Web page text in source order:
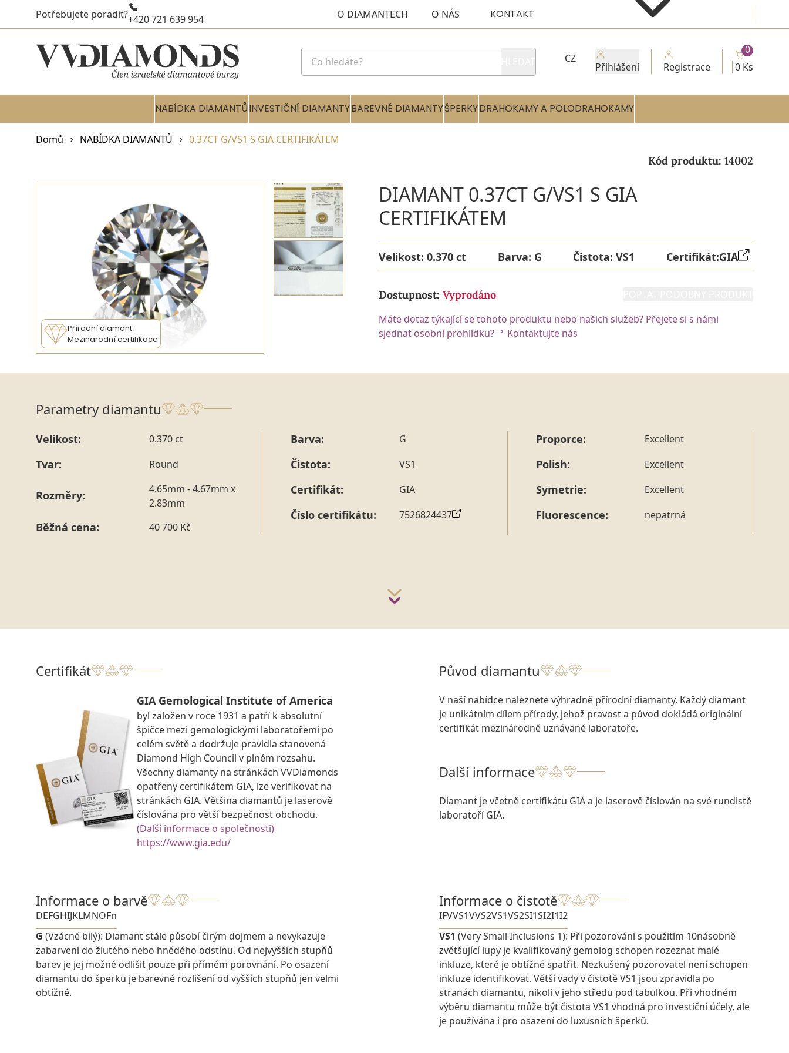
Potřebujete poradit?+420 721 639 954 O DIAMANTECH O NÁS KONTAKT
CZ
Přihlášení Registrace 0 Ks
0
NABÍDKA DIAMANTŮINVESTIČNÍ DIAMANTYBAREVNÉ DIAMANTYŠPERKYDRAHOKAMY A POLODRAHOKAMY
Domů NABÍDKA DIAMANTŮ 0.37CT G/VS1 S GIA CERTIFIKÁTEM
Kód produktu: 14002
Přírodní diamant
Mezinárodní certifikace
DIAMANT 0.37CT G/VS1 S GIA
CERTIFIKÁTEM
Velikost: 0.370 ct Barva: G Čistota:VS1 Certifikát:GIA
Dostupnost: Vyprodáno
Máte dotaz týkající se tohoto produktu nebo našich služeb? Přejete si s námi
sjednat osobní prohlídku?
Kontaktujte nás
Parametry diamantu
Velikost: 0.370 ct
Tvar: Round
Rozměry:
4.65mm - 4.67mm x
2.83mm
Běžná cena: 40 700 Kč
Barva: G
Čistota: VS1
Certifikát: GIA
Číslo certifikátu: 7526824437
Proporce: Excellent
Polish: Excellent
Symetrie: Excellent
Fluorescence: nepatrná
Certifikát
GIA Gemological Institute of America
byl založen v roce 1931 a patří k absolutní
špičce mezi gemologickými laboratořemi po
celém světě a dodržuje pravidla stanovená
Diamond High Council v plném rozsahu.
Všechny diamanty na stránkách VVDiamonds
opatřeny certifikátem GIA, lze verifikovat na
stránkách GIA. Většina diamantů je laserově
číslována pro větší bezpečnost obchodu.
(Další informace o společnosti)
https://www.gia.edu/
Původ diamantu
V naší nabídce naleznete výhradně přírodní diamanty. Každý diamant
je unikátním dílem přírody, jehož pravost a původ dokládá originální
certifikát mezinárodně uznávané laboratoře.
Další informace
Diamant je včetně certifikátu GIA a je laserově číslován na své rundistě
laboratoří GIA.
Informace o barvě
DEFGHIJKLMNOFn
G (Vzácně bílý): Diamant stále působí čirým dojmem a nevykazuje
zabarvení do žlutého nebo hnědého odstínu. Od nejvyšších stupňů
barev je jej možné odlišit pouze při přímém porovnání. Po osazení
diamantu do šperku je barevné rozlišení od vyšších stupňů jen velmi
obtížné.
Informace o čistotě
IFVVS1VVS2VS1VS2SI1SI2I1I2
VS1 (Very Small Inclusions 1): Při pozorování s použitím 10násobně
zvětšující lupy je kvalifikovaný gemolog schopen rozeznat malé
inkluze, které je obtížné spatřit. Nezkušený pozorovatel není schopen
inkluze identifikovat. Větší vady v čistotě VS1 jsou zpravidla po
stranách diamantu, nikoli v jeho středu pod tabulkou. Při vhodném
výběru diamantu může být čistota VS1 vhodná pro investiční účely, ale
je používána i pro osazení do luxusních šperků.